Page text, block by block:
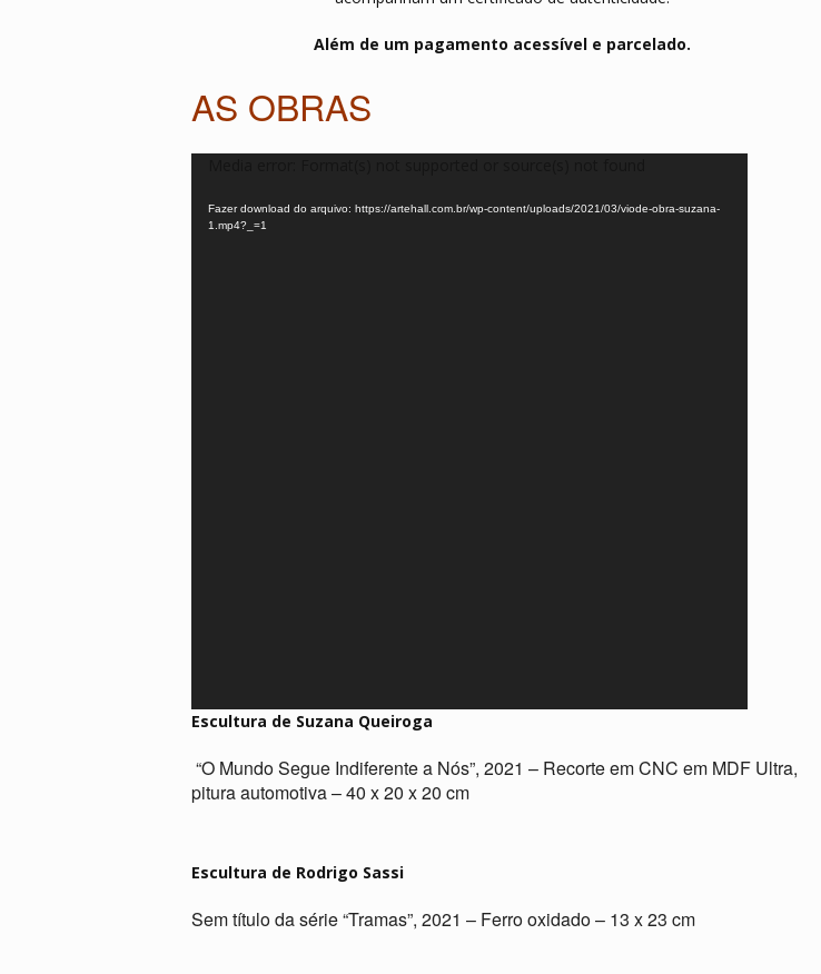
Além de um pagamento acessível e parcelado.
AS OBRAS
vídeo
Fazer download do arquivo: https://artehall.com.br/wp-content/uploads/2021/03/viode-obra-suzana-
1.mp4?_=1
Escultura de Suzana Queiroga
“O Mundo Segue Indiferente a Nós”, 2021 – Recorte em CNC em MDF Ultra,
pitura automotiva – 40 x 20 x 20 cm
Escultura de Rodrigo Sassi
Sem título da série “Tramas”, 2021 – Ferro oxidado – 13 x 23 cm